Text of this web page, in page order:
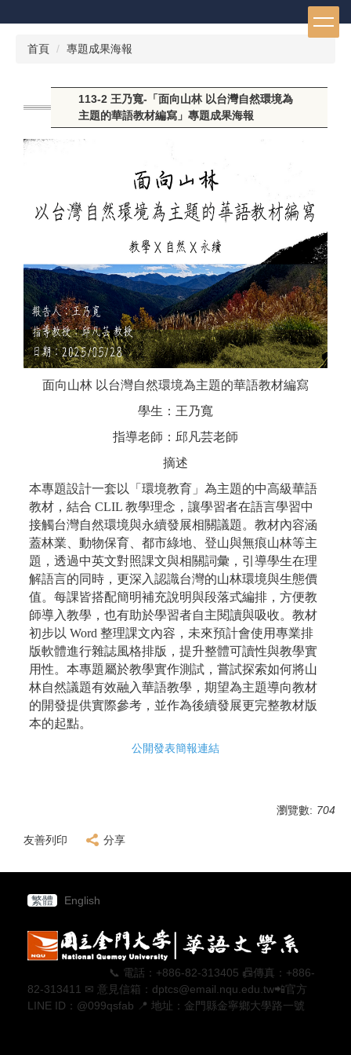
到
首頁 專題成果海報
113-2 王乃寬-「面向山林 以台灣自然環境為
主題的華語教材編寫」專題成果海報
面向山林 以台灣自然環境為主題的華語教材編寫
學生：王乃寬
指導老師：邱凡芸老師
摘述
本專題設計一套以「環境教育」為主題的中高級華語
教材，結合 CLIL 教學理念，讓學習者在語言學習中
接觸台灣自然環境與永續發展相關議題。教材內容涵
蓋林業、動物保育、都市綠地、登山與無痕山林等主
題，透過中英文對照課文與相關詞彙，引導學生在理
解語言的同時，更深入認識台灣的山林環境與生態價
值。每課皆搭配簡明補充說明與段落式編排，方便教
師導入教學，也有助於學習者自主閱讀與吸收。教材
初步以 Word 整理課文內容，未來預計會使用專業排
版軟體進行雜誌風格排版，提升整體可讀性與教學實
用性。本專題屬於教學實作測試，嘗試探索如何將山
林自然議題有效融入華語教學，期望為主題導向教材
的開發提供實際參考，並作為後續發展更完整教材版
本的起點。
公開發表簡報連結
瀏覽數: 704
友善列印 分享
繁體 English
📞 電話：+886-82-313405 📠傳真：+886-
82-313411 ✉ 意見信箱：dptcs@email.nqu.edu.tw📲官方
LINE ID：@099qsfab 📍 地址：金門縣金寧鄉大學路一號